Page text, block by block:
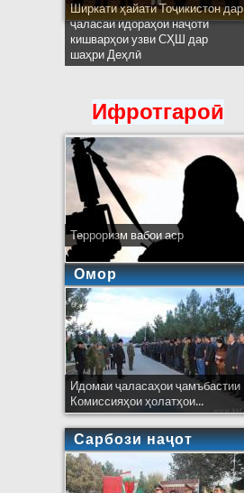
Ширкати ҳайати Тоҷикистон дар
ҷаласаи идораҳои наҷоти
кишварҳои узви СҲШ дар
шаҳри Деҳлӣ
Ифротгароӣ
Терроризм вабои аср
Омор
Идомаи ҷаласаҳои ҷамъбастии
Комиссияҳои ҳолатҳои...
Сарбози наҷот